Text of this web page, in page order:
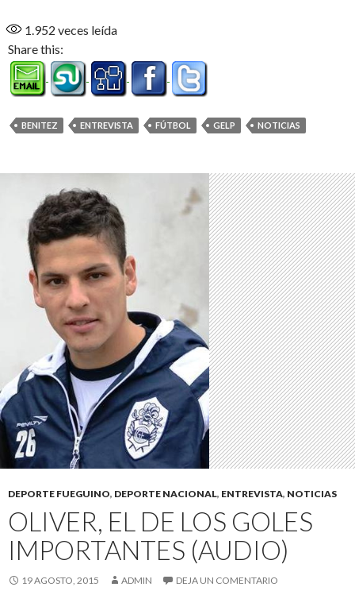
1.952 veces leída
Share this:
BENITEZ ENTREVISTA FÚTBOL GELP NOTICIAS
DEPORTE FUEGUINO, DEPORTE NACIONAL, ENTREVISTA, NOTICIAS
OLIVER, EL DE LOS GOLES
IMPORTANTES (AUDIO)
19 AGOSTO, 2015 ADMIN DEJA UN COMENTARIO